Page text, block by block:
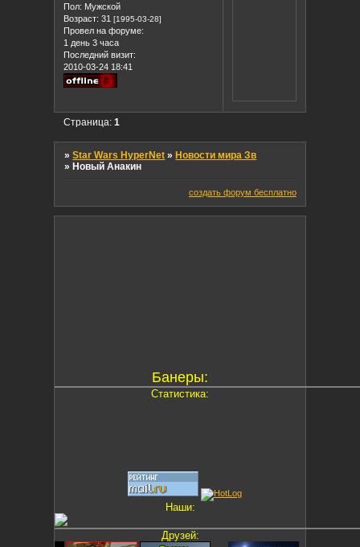
Пол: Мужской
Возраст: 31[1995-03-28]
Провел на форуме:
1 день 3 часа
Последний визит:
2010-03-24 18:41
Страница:1
»Star Wars HyperNet » Новости мира Зв
» Новый Анакин
создать форум бесплатно
Банеры:
Статистика:
Наши:
Друзей: